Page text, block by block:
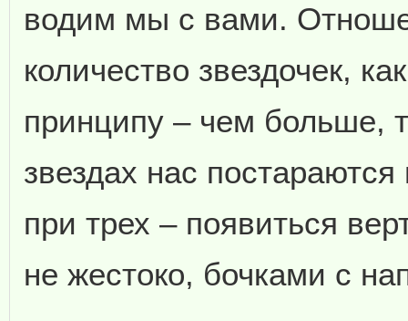
водим мы с вами.
количество звездочек,
принципу – чем больше,
звездах нас
при трех – появиться
не жестоко, бочками с